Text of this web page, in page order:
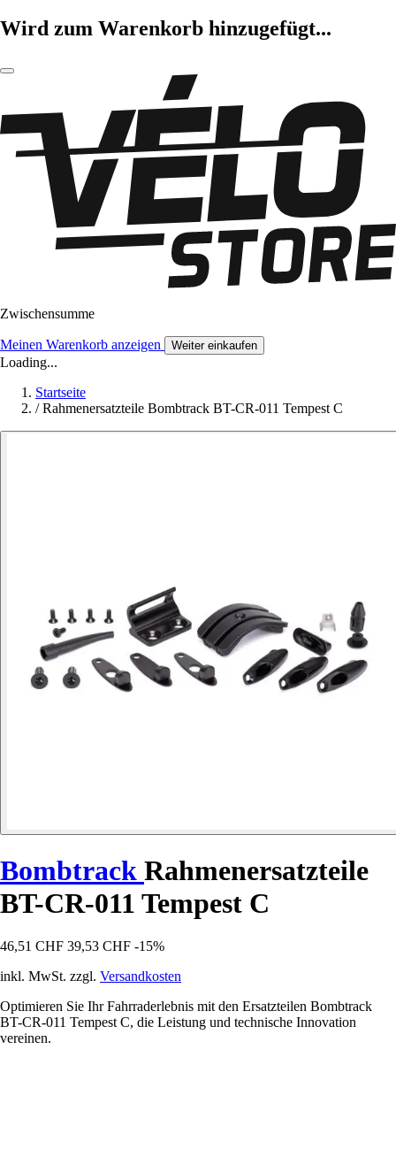
Wird zum Warenkorb hinzugefügt...
Zwischensumme
Meinen Warenkorb anzeigen Weiter einkaufen
Loading...
Startseite
/ Rahmenersatzteile Bombtrack BT-CR-011 Tempest C
Bombtrack Rahmenersatzteile
BT-CR-011 Tempest C
46,51 CHF 39,53 CHF -15%
inkl. MwSt. zzgl. Versandkosten
Optimieren Sie Ihr Fahrraderlebnis mit den Ersatzteilen Bombtrack
BT-CR-011 Tempest C, die Leistung und technische Innovation
vereinen.